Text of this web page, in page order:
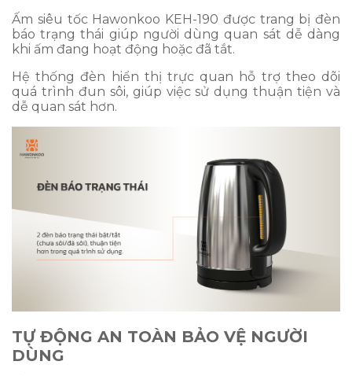
Ấm siêu tốc Hawonkoo KEH-190 được trang bị đèn
báo trạng thái giúp người dùng quan sát dễ dàng
khi ấm đang hoạt động hoặc đã tắt.
Hệ thống đèn hiển thị trực quan hỗ trợ theo dõi
quá trình đun sôi, giúp việc sử dụng thuận tiện và
dễ quan sát hơn.
TỰ ĐỘNG AN TOÀN BẢO VỆ NGƯỜI
DÙNG